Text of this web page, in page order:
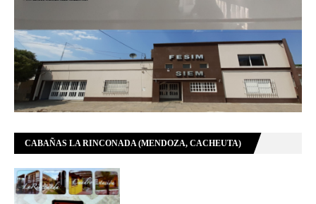
CABAÑAS LA RINCONADA (MENDOZA, CACHEUTA)